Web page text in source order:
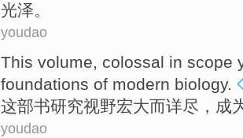
光泽。
youdao
This volume, colossal in scope
foundations of modern biology.
这部书研究视野宏大而详尽 ，成
youdao